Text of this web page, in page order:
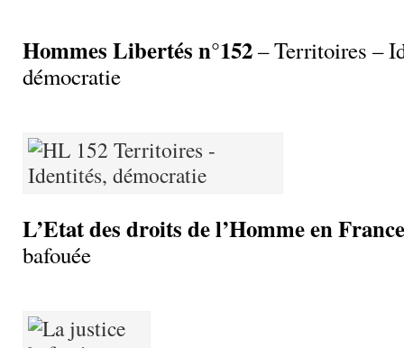
Hommes Libertés n°152– Territoires –
démocratie
L’Etat des droits de l’Homme en France
bafouée